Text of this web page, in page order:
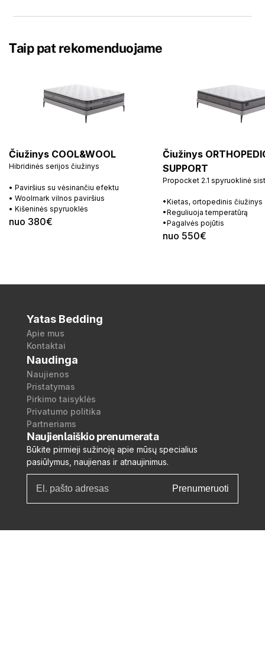
Taip pat rekomenduojame
Čiužinys COOL&WOOL
Hibridinės serijos čiužinys
• Paviršius su vėsinančiu efektu
• Woolmark vilnos paviršius
• Kišeninės spyruoklės
nuo 380€
Čiužinys
SUPPORT
Propocket 2.1 spyruoklinė
•Kietas, ortopedinis čiužinys
•Reguliuoja temperatūrą
•Pagalvės pojūtis
nuo 550€
Naujienlaiškio prenumerata
Būkite pirmieji sužinoję apie mūsų specialius
pasiūlymus, naujienas ir atnaujinimus.
Prenumeruoti
Yatas Bedding
Apie mus
Kontaktai
Naudinga
Naujienos
Pristatymas
Pirkimo taisyklės
Privatumo politika
Partneriams